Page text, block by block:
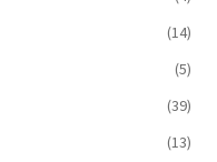
(14)
(5)
(39)
(13)